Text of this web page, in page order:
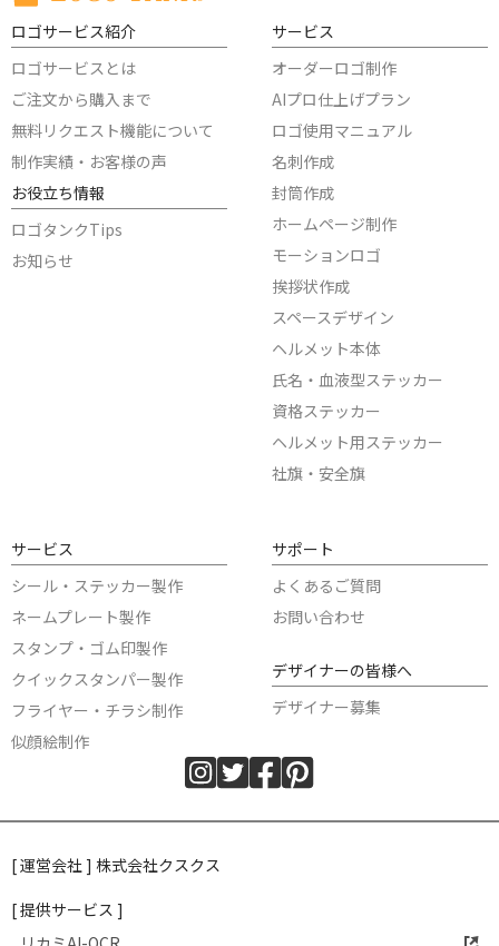
ロゴサービス紹介
ロゴサービスとは
ご注文から購入まで
無料リクエスト機能について
制作実績・お客様の声
お役立ち情報
ロゴタンクTips
お知らせ
サービス
オーダーロゴ制作
AIプロ仕上げプラン
ロゴ使用マニュアル
名刺作成
封筒作成
ホームページ制作
モーションロゴ
挨拶状作成
スペースデザイン
ヘルメット本体
氏名・血液型ステッカー
資格ステッカー
ヘルメット用ステッカー
社旗・安全旗
サービス
シール・ステッカー製作
ネームプレート製作
スタンプ・ゴム印製作
クイックスタンパー製作
フライヤー・チラシ制作
似顔絵制作
サポート
よくあるご質問
お問い合わせ
デザイナーの皆様へ
デザイナー募集
[ 運営会社 ] 株式会社クスクス
[ 提供サービス ]